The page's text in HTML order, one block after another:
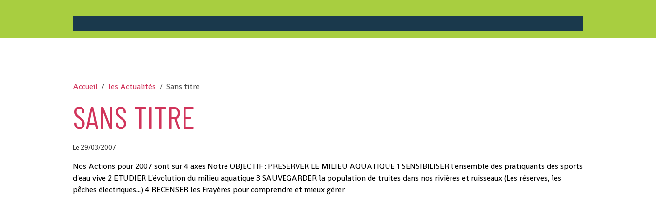
Accueil les Actualités Sans titre
SANS TITRE
Le 29/03/2007
Nos Actions pour 2007 sont sur 4 axes Notre OBJECTIF : PRESERVER LE MILIEU AQUATIQUE 1 SENSIBILISER l'ensemble des pratiquants des sports
d'eau vive 2 ETUDIER L'évolution du milieu aquatique 3 SAUVEGARDER la population de truites dans nos rivières et ruisseaux (Les réserves, les
pêches électriques...) 4 RECENSER les Frayères pour comprendre et mieux gérer